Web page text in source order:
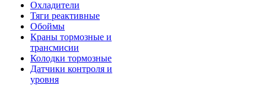
Охладители
Тяги реактивные
Обоймы
Краны тормозные и
трансмисии
Колодки тормозные
Датчики контроля и
уровня